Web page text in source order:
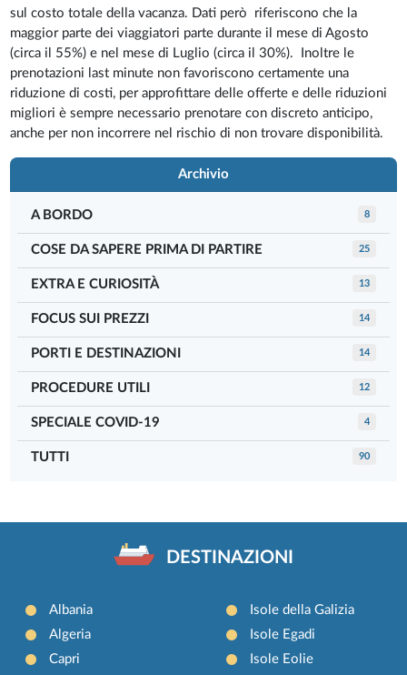
sul costo totale della vacanza. Dati però riferiscono che la
maggior parte dei viaggiatori parte durante il mese di Agosto
(circa il 55%) e nel mese di Luglio (circa il 30%). Inoltre le
prenotazioni last minute non favoriscono certamente una
riduzione di costi, per approfittare delle offerte e delle riduzioni
migliori è sempre necessario prenotare con discreto anticipo,
anche per non incorrere nel rischio di non trovare disponibilità.
Archivio
A BORDO 8
COSE DA SAPERE PRIMA DI PARTIRE 25
EXTRA E CURIOSITÀ 13
FOCUS SUI PREZZI 14
PORTI E DESTINAZIONI 14
PROCEDURE UTILI 12
SPECIALE COVID-19 4
TUTTI 90
DESTINAZIONI
Albania
Algeria
Capri
Isole della Galizia
Isole Egadi
Isole Eolie